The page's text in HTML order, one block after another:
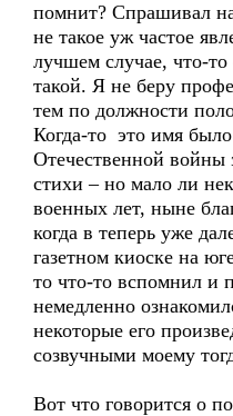
помнит? Спрашивал
не такое уж частое
лучшем случае, что-
такой. Я не беру
тем по должности
Когда-то это имя
Отечественной войны
стихи – но мало ли
военных лет, ныне
когда в теперь уже
газетном киоске на
то что-то вспомнил и
немедленно
некоторые его
созвучными моему
Вот что говорится о